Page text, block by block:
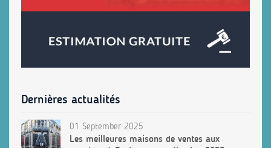
Dernières actualités
01 September 2025
Les meilleures maisons de ventes aux